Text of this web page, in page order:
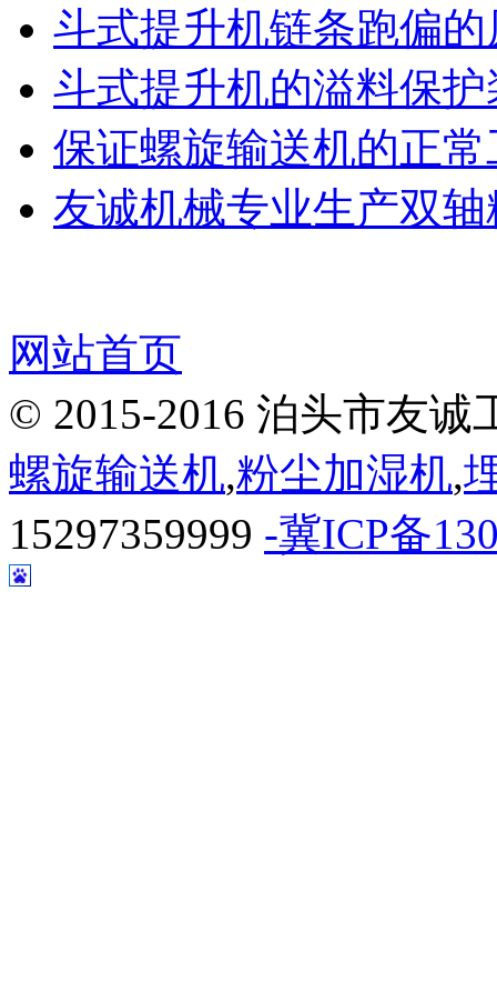
斗式提升机链条跑偏
斗式提升机的溢料保护
保证螺旋输送机的正
友诚机械专业生产双
网站首页
© 2015-2016 泊头市友
螺旋输送机,粉尘加湿机,
15297359999 -冀ICP备